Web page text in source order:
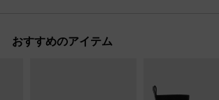
おすすめのアイテム